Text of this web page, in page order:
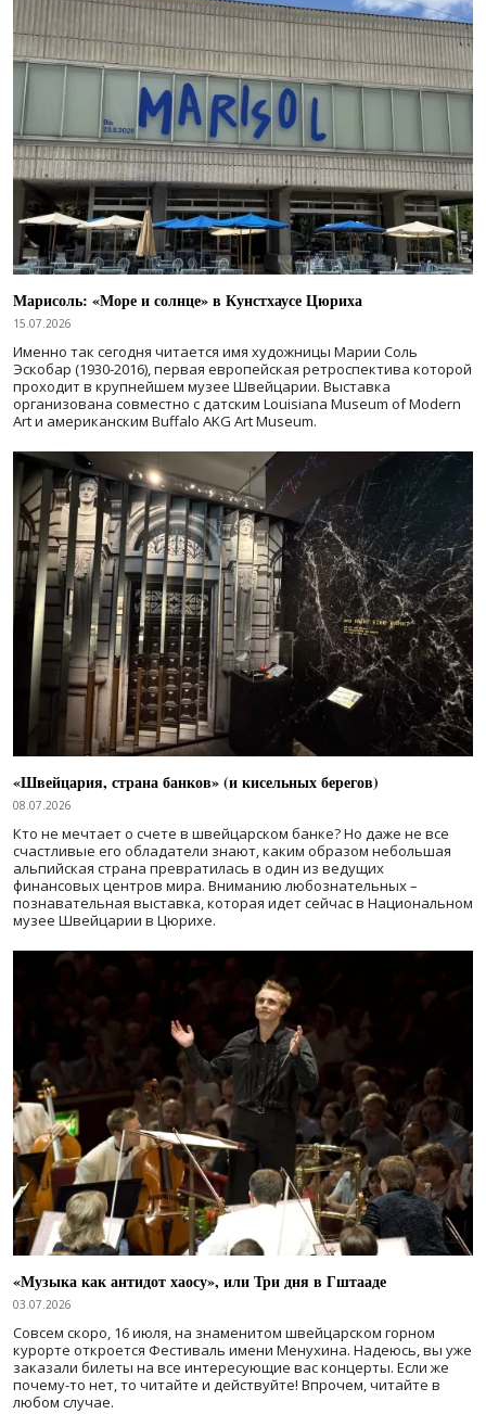
Марисоль: «Море и солнце» в Кунстхаусе Цюриха
15.07.2026
Именно так сегодня читается имя художницы Марии Соль
Эскобар (1930-2016), первая европейская ретроспектива которой
проходит в крупнейшем музее Швейцарии. Выставка
организована совместно с датским Louisiana Museum of Modern
Art и американским Buffalo AKG Art Museum.
«Швейцария, страна банков» (и кисельных берегов)
08.07.2026
Кто не мечтает о счете в швейцарском банке? Но даже не все
счастливые его обладатели знают, каким образом небольшая
альпийская страна превратилась в один из ведущих
финансовых центров мира. Вниманию любознательных –
познавательная выставка, которая идет сейчас в Национальном
музее Швейцарии в Цюрихе.
«Музыка как антидот хаосу», или Три дня в Гштааде
03.07.2026
Совсем скоро, 16 июля, на знаменитом швейцарском горном
курорте откроется Фестиваль имени Менухина. Надеюсь, вы уже
заказали билеты на все интересующие вас концерты. Если же
почему-то нет, то читайте и действуйте! Впрочем, читайте в
любом случае.